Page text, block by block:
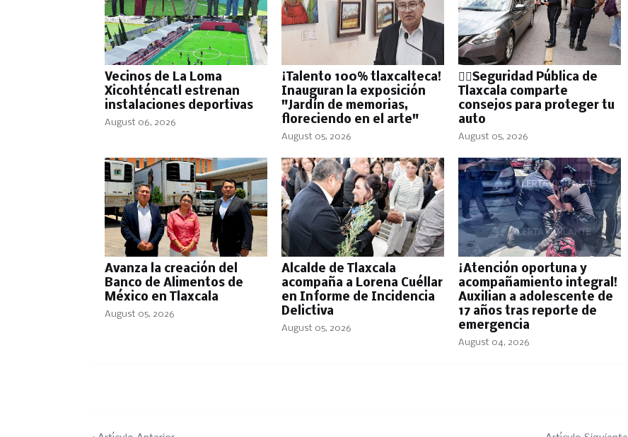
Vecinos de La Loma
Xicohténcatl estrenan
instalaciones deportivas
August 06, 2026
¡Talento 100% tlaxcalteca!
Inauguran la exposición
"Jardín de memorias,
floreciendo en el arte"
August 05, 2026
👮‍♂️Seguridad Pública de
Tlaxcala comparte
consejos para proteger tu
auto
August 05, 2026
Avanza la creación del
Banco de Alimentos de
México en Tlaxcala
August 05, 2026
Alcalde de Tlaxcala
acompaña a Lorena Cuéllar
en Informe de Incidencia
Delictiva
August 05, 2026
¡Atención oportuna y
acompañamiento integral!
Auxilian a adolescente de
17 años tras reporte de
emergencia
August 04, 2026